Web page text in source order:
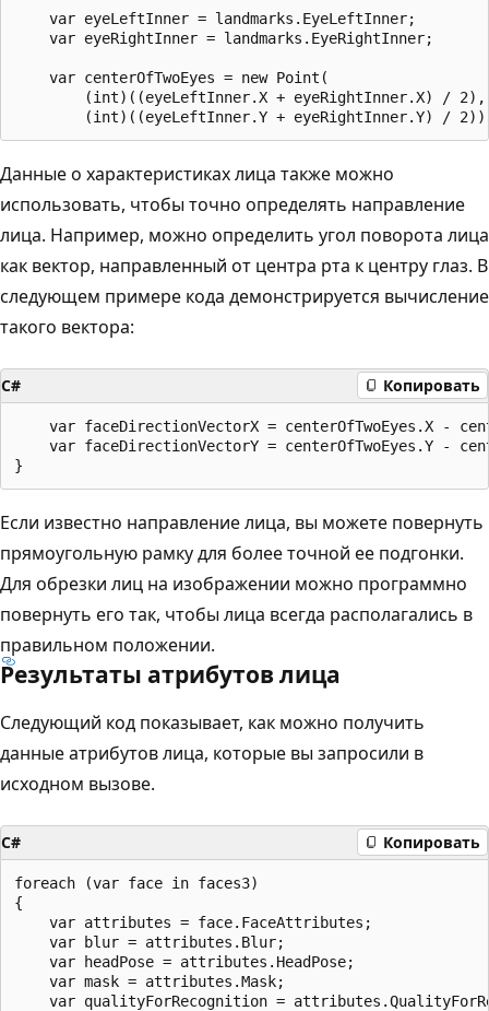
    var eyeLeftInner = landmarks.EyeLeftInner;
    var eyeRightInner = landmarks.EyeRightInner;
    var centerOfTwoEyes = new Point(
        (int)((eyeLeftInner.X + eyeRightInner.X) / 2),
Данные о характеристиках лица также можно
использовать, чтобы точно определять направление
лица. Например, можно определить угол поворота лица
как вектор, направленный от центра рта к центру глаз. В
следующем примере кода демонстрируется вычисление
такого вектора:
C# Копировать
var faceDirectionVectorX = centerOfTwoEyes.X -
var faceDirectionVectorY = centerOfTwoEyes.Y -
Если известно направление лица, вы можете повернуть
прямоугольную рамку для более точной ее подгонки.
Для обрезки лиц на изображении можно программно
повернуть его так, чтобы лица всегда располагались в
правильном положении.
Результаты атрибутов лица
Следующий код показывает, как можно получить
данные атрибутов лица, которые вы запросили в
исходном вызове.
C# Копировать
foreach (var face in faces3)
{
    var attributes = face.FaceAttributes;
    var blur = attributes.Blur;
    var headPose = attributes.HeadPose;
    var mask = attributes.Mask;
var qualityForRecognition =